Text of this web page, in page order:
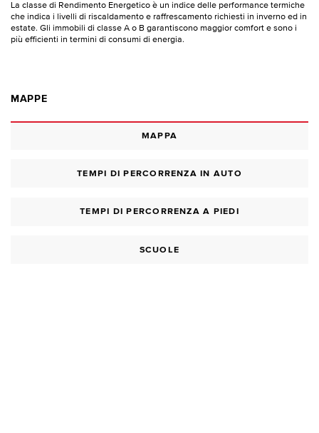
La classe di Rendimento Energetico è un indice delle performance termiche
che indica i livelli di riscaldamento e raffrescamento richiesti in inverno ed in
estate. Gli immobili di classe A o B garantiscono maggior comfort e sono i
più efficienti in termini di consumi di energia.
MAPPE
MAPPA
TEMPI DI PERCORRENZA IN AUTO
TEMPI DI PERCORRENZA A PIEDI
SCUOLE